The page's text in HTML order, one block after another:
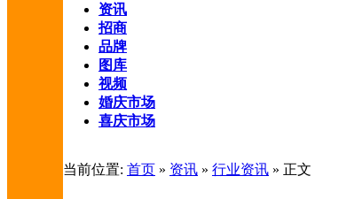
资讯
招商
品牌
图库
视频
婚庆市场
喜庆市场
当前位置: 首页 » 资讯 » 行业资讯 » 正文